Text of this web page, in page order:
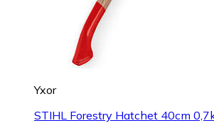
Yxor
STIHL Forestry Hatchet 40cm